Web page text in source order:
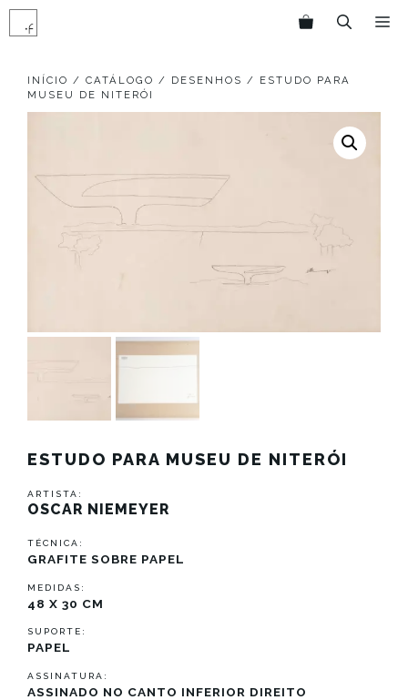
Pular
para
conteúdo
INÍCIO / CATÁLOGO / DESENHOS / ESTUDO PARA
MUSEU DE NITERÓI
ESTUDO PARA MUSEU DE NITERÓI
ARTISTA:
OSCAR NIEMEYER
TÉCNICA:
GRAFITE SOBRE PAPEL
MEDIDAS:
48 X 30 CM
SUPORTE:
PAPEL
ASSINATURA:
ASSINADO NO CANTO INFERIOR DIREITO